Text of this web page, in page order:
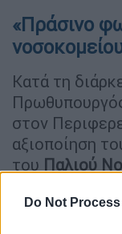
Do Not
«Πράσινο
Κατά τη
στον
αξιοποίηση
του Παλιού
ανοίγοντας
ενός έργου